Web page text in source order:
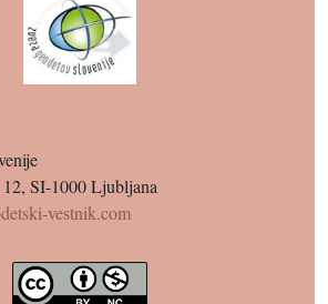
SI-1000 Ljubljana
vestnik.com